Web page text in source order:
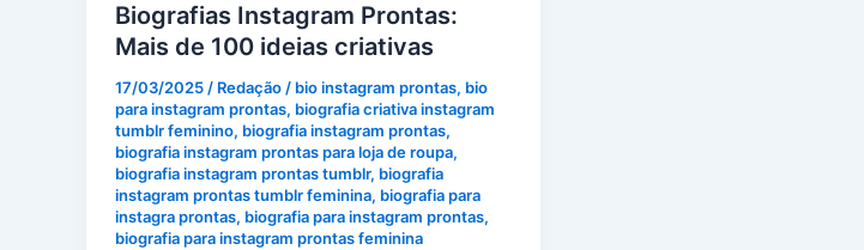
Biografias Instagram Prontas:
Mais de 100 ideias criativas
17/03/2025 / Redação / bio instagram prontas, bio
para instagram prontas, biografia criativa instagram
tumblr feminino, biografia instagram prontas,
biografia instagram prontas para loja de roupa,
biografia instagram prontas tumblr, biografia
instagram prontas tumblr feminina, biografia para
instagra prontas, biografia para instagram prontas,
biografia para instagram prontas feminina